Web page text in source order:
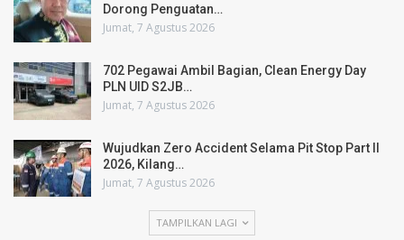
Dorong Penguatan…
Jumat, 7 Agustus 2026
702 Pegawai Ambil Bagian, Clean Energy Day
PLN UID S2JB…
Jumat, 7 Agustus 2026
Wujudkan Zero Accident Selama Pit Stop Part II
2026, Kilang…
Jumat, 7 Agustus 2026
TAMPILKAN LAGI